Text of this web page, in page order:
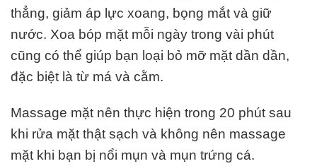
thẳng, giảm áp lực xoang, bọng mắt và giữ
nước. Xoa bóp mặt mỗi ngày trong vài phút
cũng có thể giúp bạn loại bỏ mỡ mặt dần dần,
đặc biệt là từ má và cằm.
Massage mặt nên thực hiện trong 20 phút sau
khi rửa mặt thật sạch và không nên massage
mặt khi bạn bị nổi mụn và mụn trứng cá.